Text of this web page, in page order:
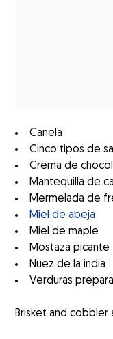
Canela
Cinco tipos de
Crema de
Mantequilla de
Mermelada de
Miel de abeja
Miel de maple
Mostaza picante
Nuez de la india
Verduras
Brisket and cobbler